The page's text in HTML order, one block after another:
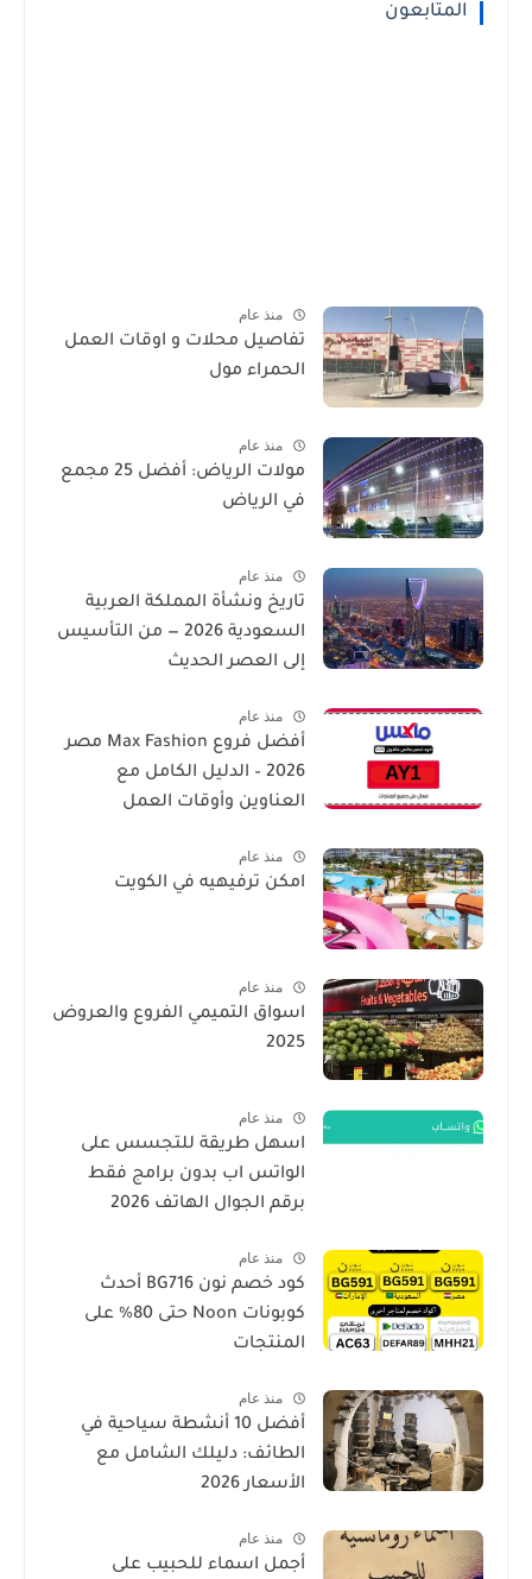
المتابعون
منذ عام
تفاصيل محلات و اوقات العمل
الحمراء مول
منذ عام
مولات الرياض: أفضل 25 مجمع
في الرياض
منذ عام
تاريخ ونشأة المملكة العربية
السعودية 2026 — من التأسيس
إلى العصر الحديث
منذ عام
أفضل فروع Max Fashion مصر
2026 – الدليل الكامل مع
العناوين وأوقات العمل
منذ عام
امكن ترفيهيه في الكويت
منذ عام
اسواق التميمي الفروع والعروض
2025
منذ عام
اسهل طريقة للتجسس على
الواتس اب بدون برامج فقط
برقم الجوال الهاتف 2026
منذ عام
كود خصم نون BG716 أحدث
كوبونات Noon حتى 80% على
المنتجات
منذ عام
أفضل 10 أنشطة سياحية في
الطائف: دليلك الشامل مع
الأسعار 2026
منذ عام
أجمل اسماء للحبيب على